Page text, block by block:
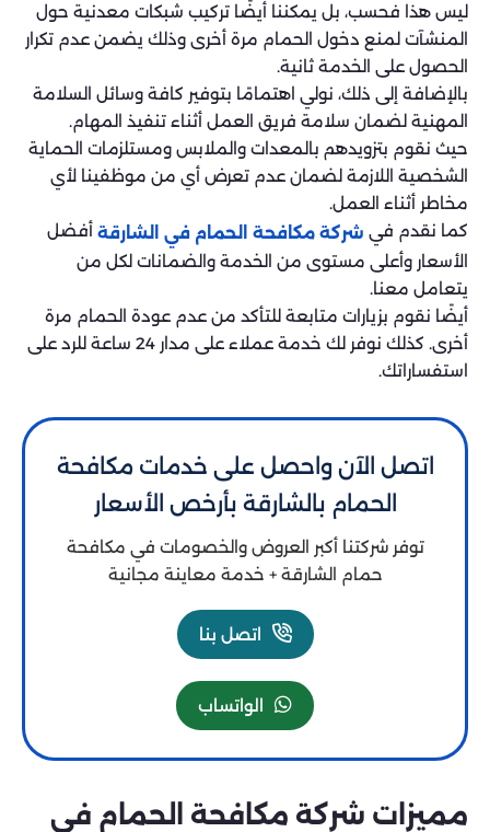
ليس هذا فحسب، بل يمكننا أيضًا تركيب شبكات معدنية حول
المنشآت لمنع دخول الحمام مرة أخرى وذلك يضمن عدم تكرار
الحصول على الخدمة ثانية.
بالإضافة إلى ذلك، نولي اهتمامًا بتوفير كافة وسائل السلامة
المهنية لضمان سلامة فريق العمل أثناء تنفيذ المهام.
حيث نقوم بتزويدهم بالمعدات والملابس ومستلزمات الحماية
الشخصية اللازمة لضمان عدم تعرض أي من موظفينا لأي
مخاطر أثناء العمل.
كما نقدم في شركة مكافحة الحمام في الشارقة أفضل
الأسعار وأعلى مستوى من الخدمة والضمانات لكل من
يتعامل معنا.
أيضًا نقوم بزيارات متابعة للتأكد من عدم عودة الحمام مرة
أخرى. كذلك نوفر لك خدمة عملاء على مدار 24 ساعة للرد على
استفساراتك.
اتصل الآن واحصل على خدمات مكافحة
الحمام بالشارقة بأرخص الأسعار
توفر شركتنا أكبر العروض والخصومات في مكافحة
حمام الشارقة + خدمة معاينة مجانية
اتصل بنا
الواتساب
مميزات شركة مكافحة الحمام في